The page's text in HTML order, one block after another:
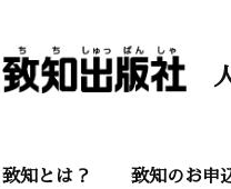
致知とは？ 致知のお申